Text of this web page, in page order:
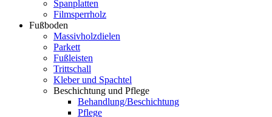
Spanplatten
Filmsperrholz
Fußboden
Massivholzdielen
Parkett
Fußleisten
Trittschall
Kleber und Spachtel
Beschichtung und Pflege
Behandlung/Beschichtung
Pflege